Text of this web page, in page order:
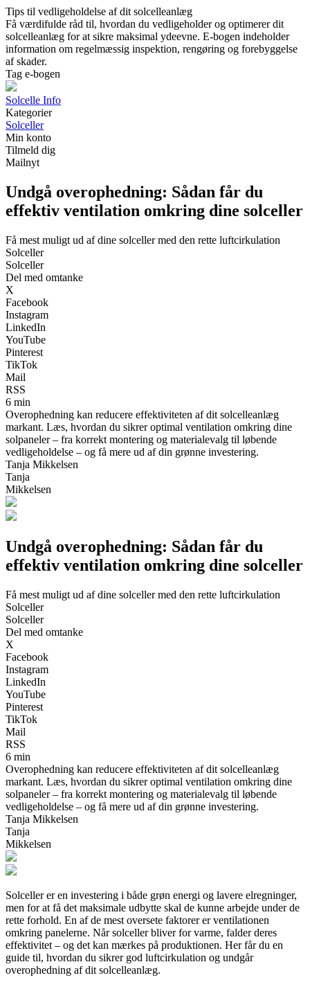
Tips til vedligeholdelse af dit solcelleanlæg
Få værdifulde råd til, hvordan du vedligeholder og optimerer dit
solcelleanlæg for at sikre maksimal ydeevne. E-bogen indeholder
information om regelmæssig inspektion, rengøring og forebyggelse
af skader.
Tag e-bogen
Solcelle Info
Kategorier
Solceller
Min konto
Tilmeld dig
Mailnyt
Undgå overophedning: Sådan får du
effektiv ventilation omkring dine solceller
Få mest muligt ud af dine solceller med den rette luftcirkulation
Solceller
Solceller
Del med omtanke
X
Facebook
Instagram
LinkedIn
YouTube
Pinterest
TikTok
Mail
RSS
6 min
Overophedning kan reducere effektiviteten af dit solcelleanlæg
markant. Læs, hvordan du sikrer optimal ventilation omkring dine
solpaneler – fra korrekt montering og materialevalg til løbende
vedligeholdelse – og få mere ud af din grønne investering.
Tanja Mikkelsen
Tanja
Mikkelsen
Undgå overophedning: Sådan får du
effektiv ventilation omkring dine solceller
Få mest muligt ud af dine solceller med den rette luftcirkulation
Solceller
Solceller
Del med omtanke
X
Facebook
Instagram
LinkedIn
YouTube
Pinterest
TikTok
Mail
RSS
6 min
Overophedning kan reducere effektiviteten af dit solcelleanlæg
markant. Læs, hvordan du sikrer optimal ventilation omkring dine
solpaneler – fra korrekt montering og materialevalg til løbende
vedligeholdelse – og få mere ud af din grønne investering.
Tanja Mikkelsen
Tanja
Mikkelsen
Solceller er en investering i både grøn energi og lavere elregninger,
men for at få det maksimale udbytte skal de kunne arbejde under de
rette forhold. En af de mest oversete faktorer er ventilationen
omkring panelerne. Når solceller bliver for varme, falder deres
effektivitet – og det kan mærkes på produktionen. Her får du en
guide til, hvordan du sikrer god luftcirkulation og undgår
overophedning af dit solcelleanlæg.